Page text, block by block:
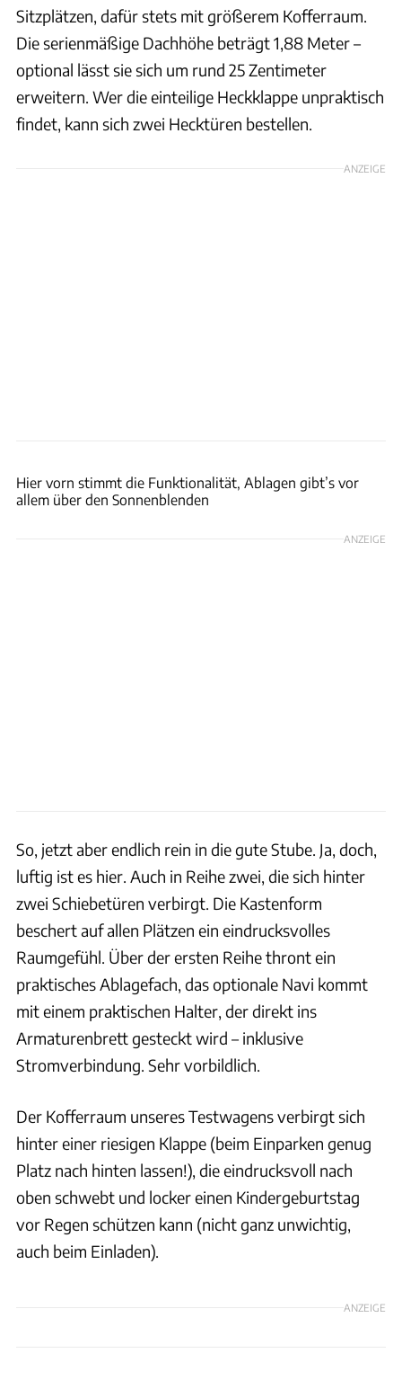
Sitzplätzen, dafür stets mit größerem Kofferraum.
Die serienmäßige Dachhöhe beträgt 1,88 Meter –
optional lässt sie sich um rund 25 Zentimeter
erweitern. Wer die einteilige Heckklappe unpraktisch
findet, kann sich zwei Hecktüren bestellen.
ANZEIGE
Hier vorn stimmt die Funktionalität, Ablagen gibt’s vor
allem über den Sonnenblenden
ANZEIGE
So, jetzt aber endlich rein in die gute Stube. Ja, doch,
luftig ist es hier. Auch in Reihe zwei, die sich hinter
zwei Schiebetüren verbirgt. Die Kastenform
beschert auf allen Plätzen ein eindrucksvolles
Raumgefühl. Über der ersten Reihe thront ein
praktisches Ablagefach, das optionale Navi kommt
mit einem praktischen Halter, der direkt ins
Armaturenbrett gesteckt wird – inklusive
Stromverbindung. Sehr vorbildlich.
Der Kofferraum unseres Testwagens verbirgt sich
hinter einer riesigen Klappe (beim Einparken genug
Platz nach hinten lassen!), die eindrucksvoll nach
oben schwebt und locker einen Kindergeburtstag
vor Regen schützen kann (nicht ganz unwichtig,
auch beim Einladen).
ANZEIGE